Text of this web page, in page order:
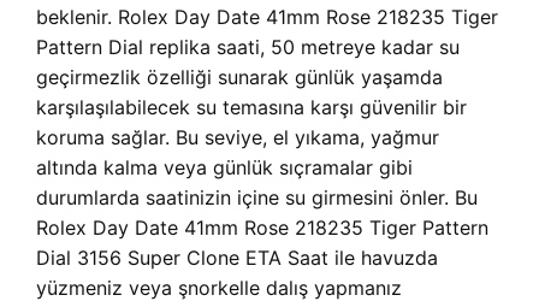
beklenir. Rolex Day Date 41mm Rose 218235 Tiger
Pattern Dial replika saati, 50 metreye kadar su
geçirmezlik özelliği sunarak günlük yaşamda
karşılaşılabilecek su temasına karşı güvenilir bir
koruma sağlar. Bu seviye, el yıkama, yağmur
altında kalma veya günlük sıçramalar gibi
durumlarda saatinizin içine su girmesini önler. Bu
Rolex Day Date 41mm Rose 218235 Tiger Pattern
Dial 3156 Super Clone ETA Saat ile havuzda
yüzmeniz veya şnorkelle dalış yapmanız